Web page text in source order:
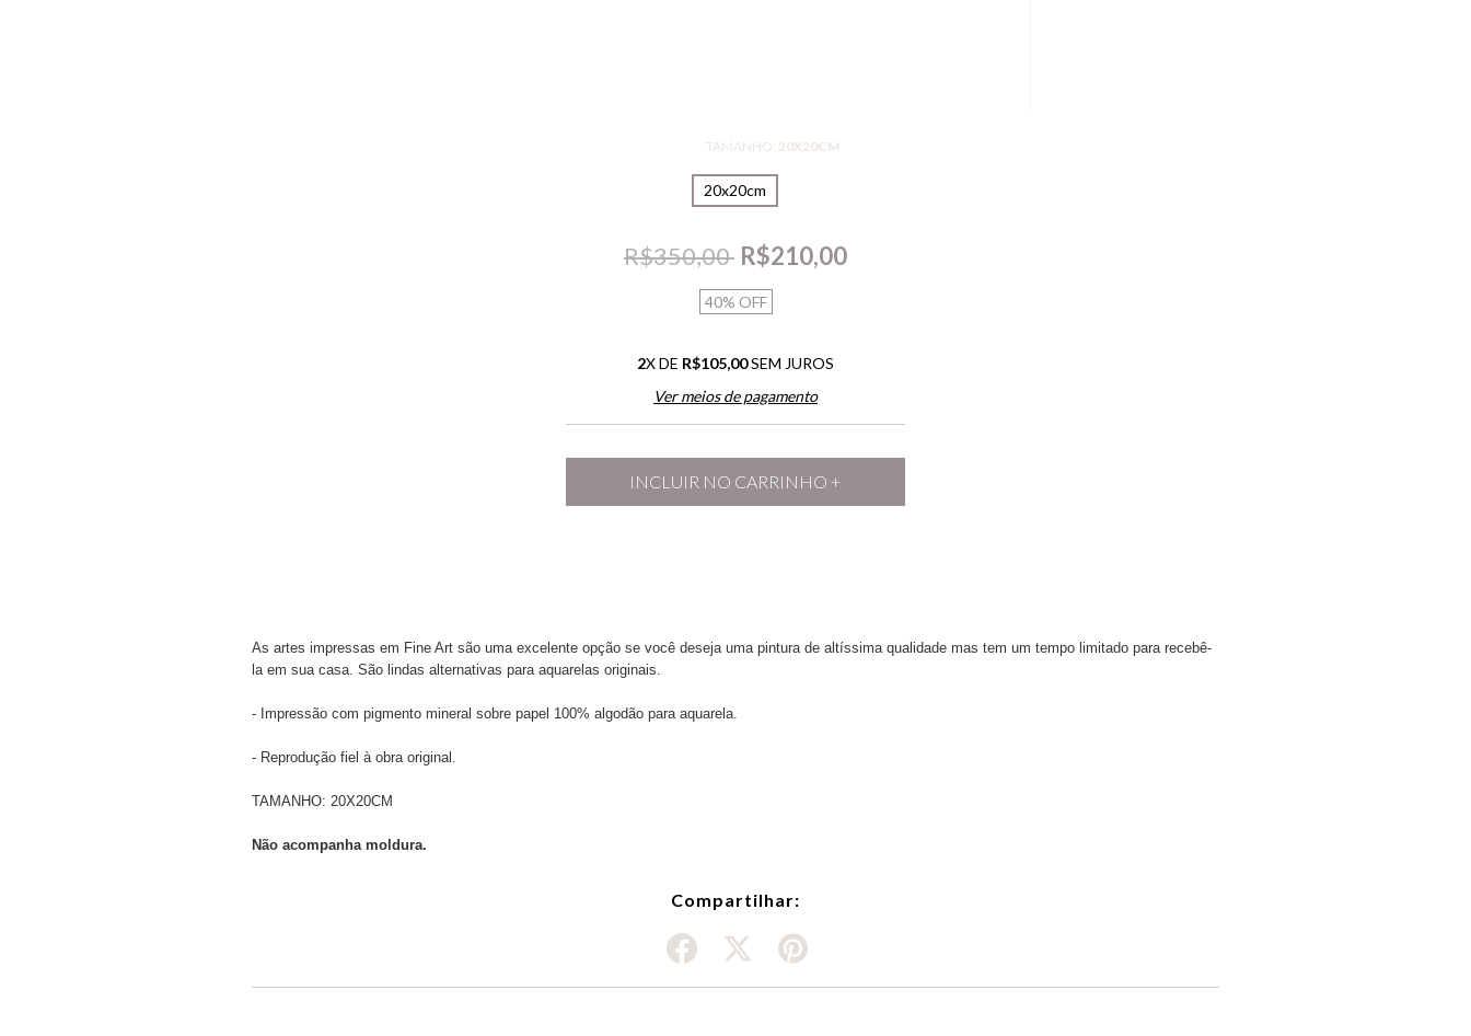
TAMANHO: 20X20CM
20x20cm
R$350,00 R$210,00
40% OFF
2X DE R$105,00SEM JUROS
Ver meios de pagamento
As artes impressas em Fine Art são uma excelente opção se você deseja uma pintura de altíssima qualidade mas tem um tempo limitado para recebê-
la em sua casa. São lindas alternativas para aquarelas originais.
- Impressão com pigmento mineral sobre papel 100% algodão para aquarela.
- Reprodução fiel à obra original.
TAMANHO: 20X20CM
Não acompanha moldura.
Compartilhar: